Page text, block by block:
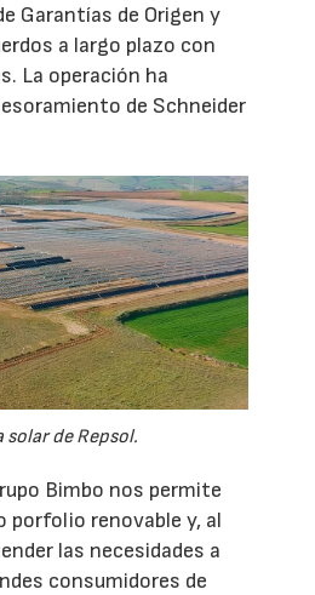
Garantías de Origen y
a largo plazo con
La operación ha
de Schneider
solar de Repsol.
Bimbo nos permite
renovable y, al
las necesidades a
consumidores de